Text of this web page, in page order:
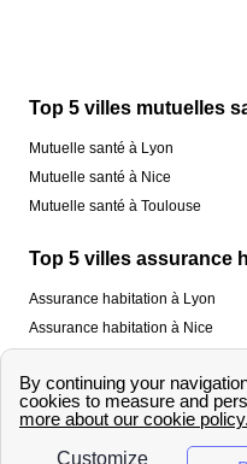
Top 5 villes mutuelles
Mutuelle santé à Lyon
Mutuelle santé à Nice
Mutuelle santé à Toulouse
Top 5 villes assurance
Assurance habitation à Lyon
Assurance habitation à Nice
À propos
Qui sommes-nous ?